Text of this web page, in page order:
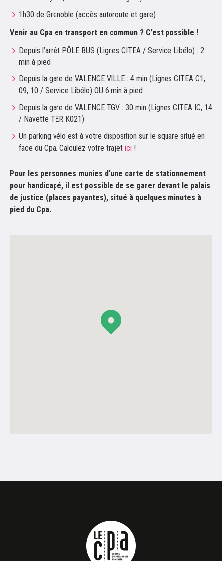
1h30 de Grenoble (accès autoroute et gare)
Venir au Cpa en transport en commun ? C’est possible !
Depuis l’arrêt PÔLE BUS (Lignes CITEA / Service Libélo) : 2
min à pied
Depuis la gare de VALENCE VILLE : 4 min (Lignes CITEA C1,
09, 10 / Service Libélo) OU 6 min à pied
Depuis la gare de VALENCE TGV : 30 min (Lignes CITEA IC, 14
/ Navette TER K021)
Un parking vélo est à votre disposition sur le square situé en
face du Cpa. Calculez votre trajet ici !
Pour les personnes munies d'une carte de stationnement
pour handicapé, il est possible de se garer devant le palais
de justice (places payantes), situé à quelques minutes à
pied du Cpa.